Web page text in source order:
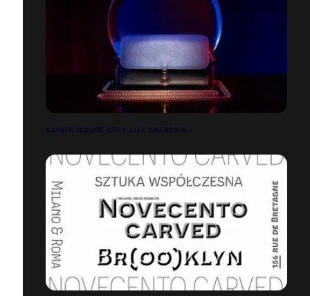
SAINTE ISAURE STILL LIFE CRÉATIFS